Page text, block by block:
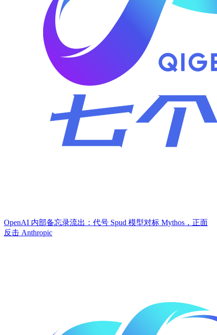
OpenAI 内部备忘录流出：代号 Spud 模型对标 Mythos，正面
反击 Anthropic